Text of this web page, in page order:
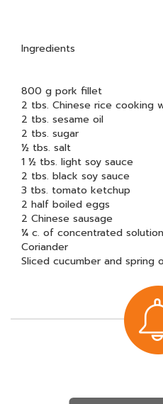
Ingredients
800 g pork fillet
2 tbs. Chinese rice cooking
2 tbs. sesame oil
2 tbs. sugar
½ tbs. salt
1 ½ tbs. light soy sauce
2 tbs. black soy sauce
3 tbs. tomato ketchup
2 half boiled eggs
2 Chinese sausage
¼ c. of concentrated
Coriander
Sliced cucumber and spring